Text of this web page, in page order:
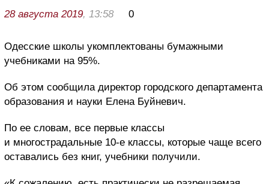
28 августа 2019, 13:58 0
Одесские школы укомплектованы бумажными
учебниками на 95%.
Об этом сообщила директор городского департамента
образования и науки Елена Буйневич.
По ее словам, все первые классы
и многострадальные 10-е классы, которые чаще всего
оставались без книг, учебники получили.